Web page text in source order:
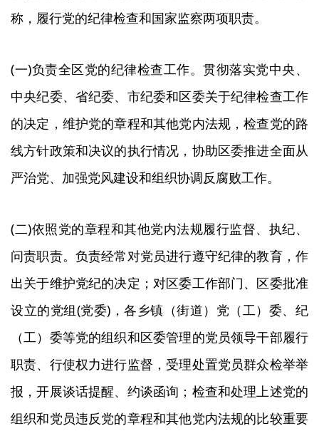
称，履行党的纪律检查和国家监察两项职责。
(一)负责全区党的纪律检查工作。贯彻落实党中央、
中央纪委、省纪委、市纪委和区委关于纪律检查工作
的决定，维护党的章程和其他党内法规，检查党的路
线方针政策和决议的执行情况，协助区委推进全面从
严治党、加强党风建设和组织协调反腐败工作。
(二)依照党的章程和其他党内法规履行监督、执纪、
问责职责。负责经常对党员进行遵守纪律的教育，作
出关于维护党纪的决定；对区委工作部门、区委批准
设立的党组(党委)，各乡镇（街道）党（工）委、纪
（工）委等党的组织和区委管理的党员领导干部履行
职责、行使权力进行监督，受理处置党员群众检举举
报，开展谈话提醒、约谈函询；检查和处理上述党的
组织和党员违反党的章程和其他党内法规的比较重要